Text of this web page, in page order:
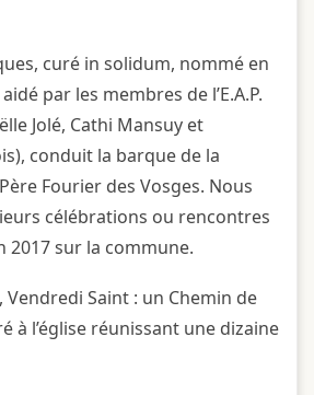
curé in solidum, nommé en
par les membres de l’E.A.P.
Jolé, Cathi Mansuy et
conduit la barque de la
Fourier des Vosges. Nous
célébrations ou rencontres
2017 sur la commune.
Vendredi Saint : un Chemin de
à l’église réunissant une dizaine